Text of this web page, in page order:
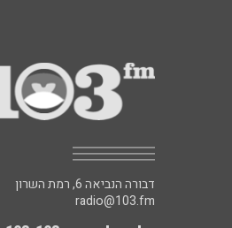
דבורה הנביאה 6, רמת השרון
radio@103.fm